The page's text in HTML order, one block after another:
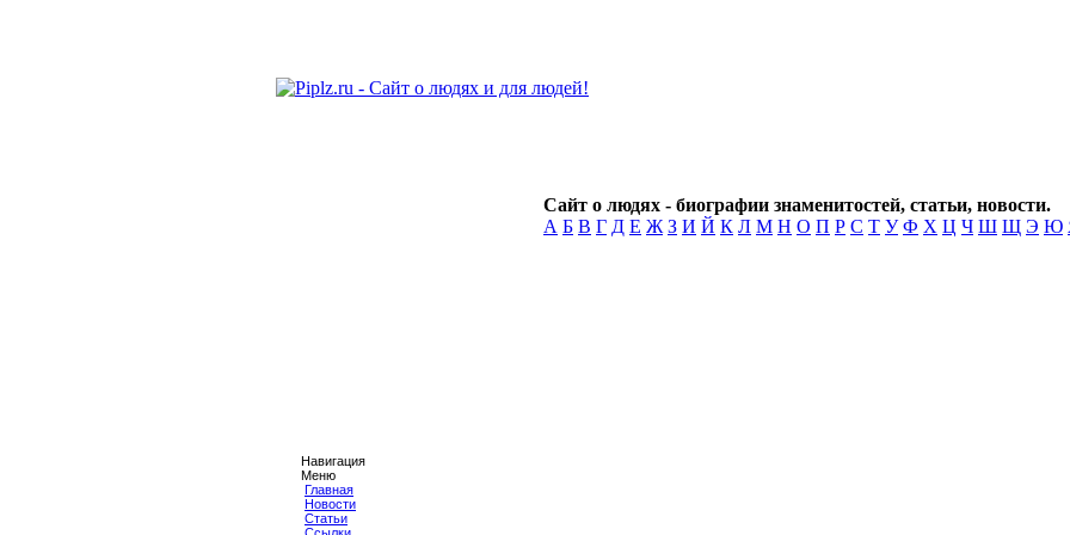
Сайт о людях - биографии знаменитостей, статьи, новости.
А Б В Г Д Е Ж З И Й К Л М Н О П Р С Т У Ф Х Ц Ч Ш Щ Э Ю
Навигация
Меню
Главная
Новости
Статьи